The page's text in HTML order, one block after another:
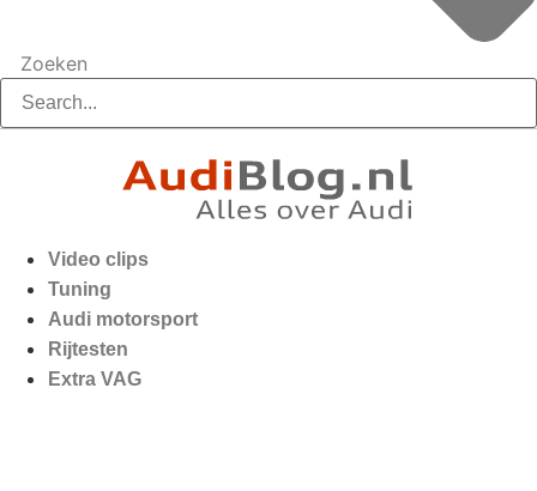
Zoeken
Video clips
Tuning
Audi motorsport
Rijtesten
Extra VAG